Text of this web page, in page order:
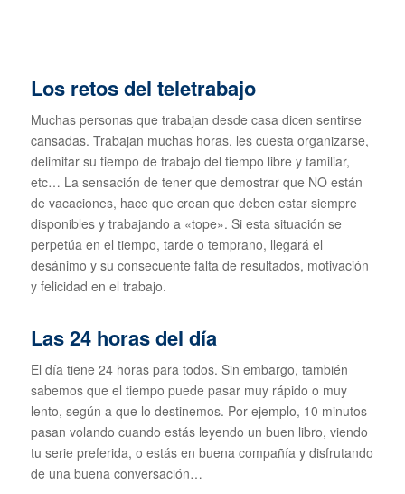
Los retos del teletrabajo
Muchas personas que trabajan desde casa dicen sentirse
cansadas. Trabajan muchas horas, les cuesta organizarse,
delimitar su tiempo de trabajo del tiempo libre y familiar,
etc… La sensación de tener que demostrar que NO están
de vacaciones, hace que crean que deben estar siempre
disponibles y trabajando a «tope». Si esta situación se
perpetúa en el tiempo, tarde o temprano, llegará el
desánimo y su consecuente falta de resultados, motivación
y felicidad en el trabajo.
Las 24 horas del día
El día tiene 24 horas para todos. Sin embargo, también
sabemos que el tiempo puede pasar muy rápido o muy
lento, según a que lo destinemos. Por ejemplo, 10 minutos
pasan volando cuando estás leyendo un buen libro, viendo
tu serie preferida, o estás en buena compañía y disfrutando
de una buena conversación…